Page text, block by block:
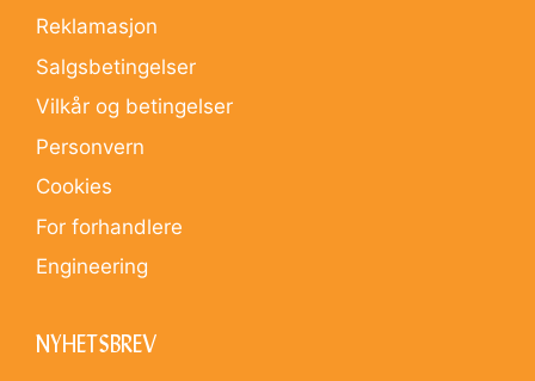
Reklamasjon
Salgsbetingelser
Vilkår og betingelser
Personvern
Cookies
For forhandlere
Engineering
NYHETSBREV